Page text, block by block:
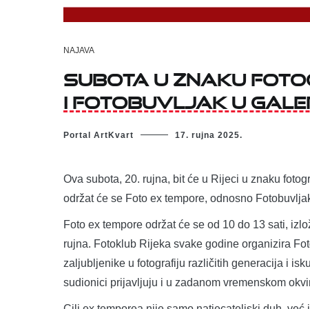
NAJAVA
SUBOTA U ZNAKU
I FOTOBUVLJAK U
Portal ArtKvart 17. rujna 2025.
Ova subota, 20. rujna, bit će u Rijeci u znaku
održat će se Foto ex tempore, odnosno
Foto ex tempore održat će se od 10 do 13 sati,
rujna. Fotoklub Rijeka svake godine organizira
zaljubljenike u fotografiju različitih generacija i
sudionici prijavljuju i u zadanom vremenskom